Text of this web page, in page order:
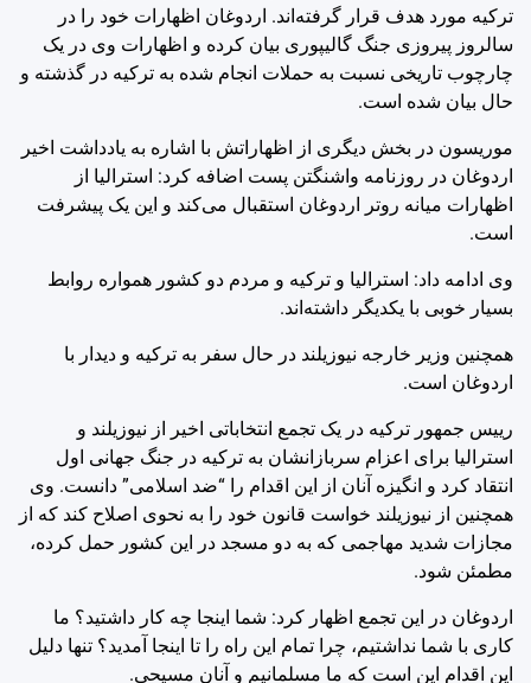
ترکیه مورد هدف قرار گرفته‌اند. اردوغان اظهارات خود را در
سالروز پیروزی جنگ گالیپوری بیان کرده و اظهارات وی در یک
چارچوب تاریخی نسبت به حملات انجام شده به ترکیه در گذشته و
حال بیان شده است.
موریسون در بخش دیگری از اظهاراتش با اشاره به یادداشت اخیر
اردوغان در روزنامه واشنگتن پست اضافه کرد: استرالیا از
اظهارات میانه روتر اردوغان استقبال می‌کند و این یک پیشرفت
است.
وی ادامه داد: استرالیا و ترکیه و مردم دو کشور همواره روابط
بسیار خوبی با یکدیگر داشته‌اند.
همچنین وزیر خارجه نیوزیلند در حال سفر به ترکیه و دیدار با
اردوغان است.
رییس جمهور ترکیه در یک تجمع انتخاباتی اخیر از نیوزیلند و
استرالیا برای اعزام سربازانشان به ترکیه در جنگ جهانی اول
انتقاد کرد و انگیزه آنان از این اقدام را “ضد اسلامی” دانست. وی
همچنین از نیوزیلند خواست قانون خود را به نحوی اصلاح کند که از
مجازات شدید مهاجمی که به دو مسجد در این کشور حمل کرده،
مطمئن شود.
اردوغان در این تجمع اظهار کرد: شما اینجا چه کار داشتید؟ ما
کاری با شما نداشتیم، چرا تمام این راه را تا اینجا آمدید؟ تنها دلیل
این اقدام این است که ما مسلمانیم و آنان مسیحی.